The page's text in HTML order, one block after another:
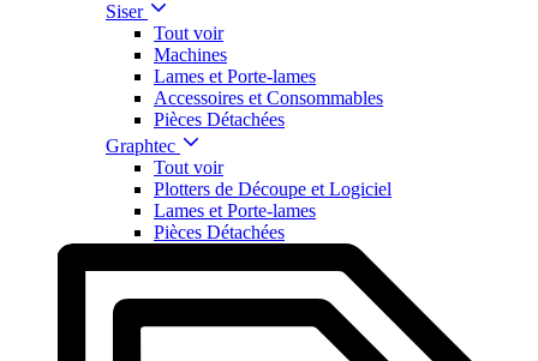
Siser
Tout voir
Machines
Lames et Porte-lames
Accessoires et Consommables
Pièces Détachées
Graphtec
Tout voir
Plotters de Découpe et Logiciel
Lames et Porte-lames
Pièces Détachées